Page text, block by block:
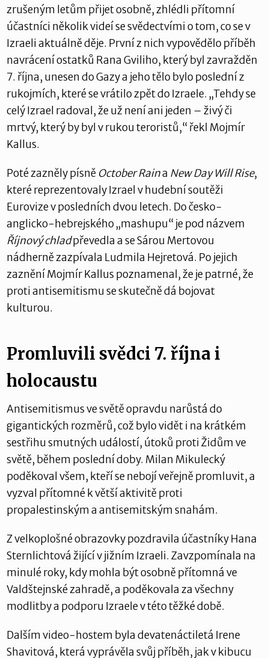
zrušeným letům přijet osobně, zhlédli přítomní
účastníci několik videí se svědectvími o tom, co se v
Izraeli aktuálně děje. První z nich vypovědělo příběh
navrácení ostatků Rana Gviliho, který byl zavražděn
7. října, unesen do Gazy a jeho tělo bylo poslední z
rukojmích, které se vrátilo zpět do Izraele. „Tehdy se
celý Izrael radoval, že už není ani jeden – živý či
mrtvý, který by byl v rukou teroristů,“ řekl Mojmír
Kallus.
Poté zazněly písně October Raina New Day Will Rise,
které reprezentovaly Izrael v hudební soutěži
Eurovize v posledních dvou letech. Do česko-
anglicko-hebrejského „mashupu“ je pod názvem
Říjnový chladpřevedla a se Sárou Mertovou
nádherně zazpívala Ludmila Hejretová. Po jejich
zaznění Mojmír Kallus poznamenal, že je patrné, že
proti antisemitismu se skutečně dá bojovat
kulturou.
Promluvili svědci 7. října i
holocaustu
Antisemitismus ve světě opravdu narůstá do
gigantických rozměrů, což bylo vidět i na krátkém
sestřihu smutných událostí, útoků proti Židům ve
světě, během poslední doby. Milan Mikulecký
poděkoval všem, kteří se nebojí veřejně promluvit, a
vyzval přítomné k větší aktivitě proti
propalestinským a antisemitským snahám.
Z velkoplošné obrazovky pozdravila účastníky Hana
Sternlichtová žijící v jižním Izraeli. Zavzpomínala na
minulé roky, kdy mohla být osobně přítomná ve
Valdštejnské zahradě, a poděkovala za všechny
modlitby a podporu Izraele v této těžké době.
Dalším video-hostem byla devatenáctiletá Irene
Shavitová, která vyprávěla svůj příběh, jak v kibucu